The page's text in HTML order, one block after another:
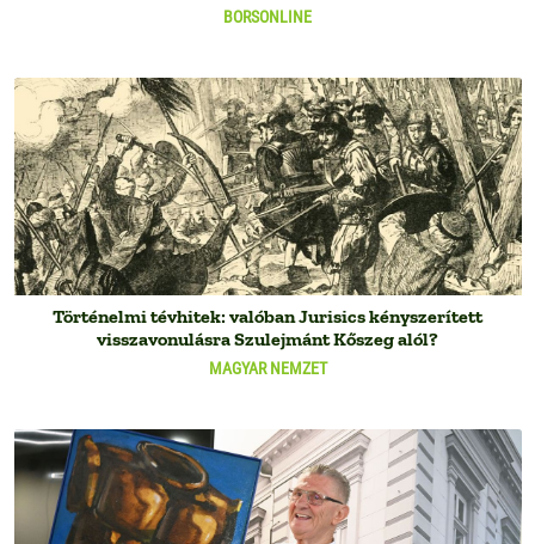
BORSONLINE
MAGYAR NEMZET
Történelmi tévhitek: valóban Jurisics kényszerített
visszavonulásra Szulejmánt Kőszeg alól?